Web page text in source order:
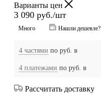
Варианты цен
3 090 руб./шт
Много Нашли дешевле?
4 частями по руб. в
4 платежами по руб. в
Рассчитать доставку